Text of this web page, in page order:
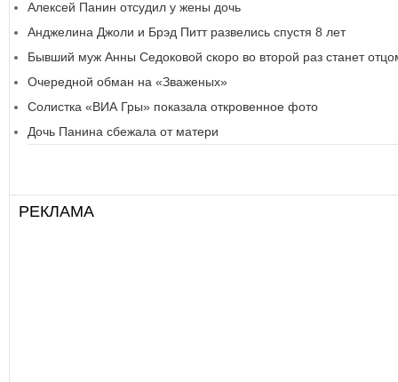
Алексей Панин отсудил у жены дочь
Анджелина Джоли и Брэд Питт развелись спустя 8 лет
Бывший муж Анны Седоковой скоро во второй раз станет
Очередной обман на «Зваженых»
Солистка «ВИА Гры» показала откровенное фото
Дочь Панина сбежала от матери
РЕКЛАМА